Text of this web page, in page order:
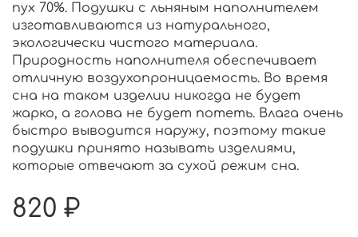
пух 70%. Подушки с льняным наполнителем
изготавливаются из натурального,
экологически чистого материала.
Природность наполнителя обеспечивает
отличную воздухопроницаемость. Во время
сна на таком изделии никогда не будет
жарко, а голова не будет потеть. Влага очень
быстро выводится наружу, поэтому такие
подушки принято называть изделиями,
которые отвечают за сухой режим сна.
820 ₽